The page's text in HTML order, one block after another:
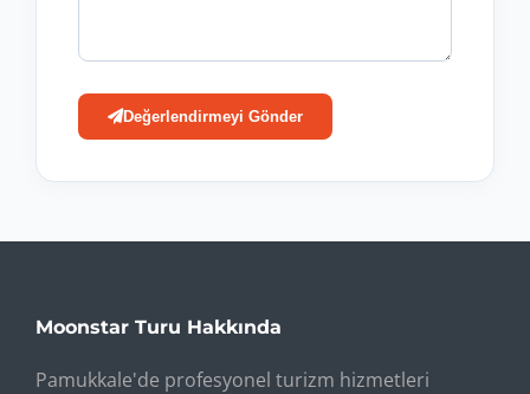
Değerlendirmeyi Gönder
Moonstar Turu Hakkında
Pamukkale'de profesyonel turizm hizmetleri